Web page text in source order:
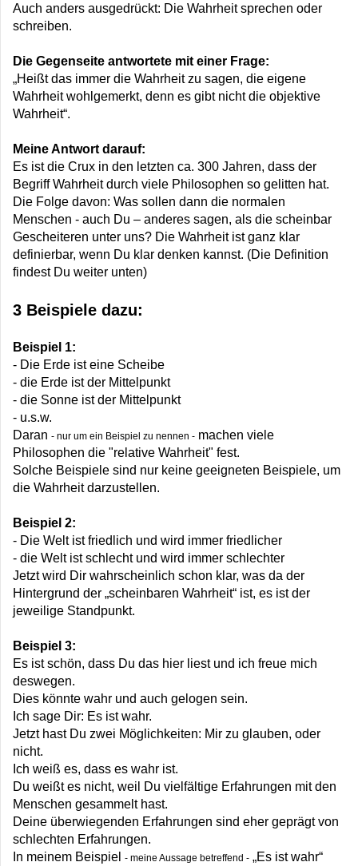
Auch anders ausgedrückt: Die Wahrheit sprechen oder
schreiben.
Die Gegenseite antwortete mit einer Frage:
„Heißt das immer die Wahrheit zu sagen, die eigene
Wahrheit wohlgemerkt, denn es gibt nicht die objektive
Wahrheit“.
Meine Antwort darauf:
Es ist die Crux in den letzten ca. 300 Jahren, dass der
Begriff Wahrheit durch viele Philosophen so gelitten hat.
Die Folge davon: Was sollen dann die normalen
Menschen - auch Du – anderes sagen, als die scheinbar
Gescheiteren unter uns? Die Wahrheit ist ganz klar
definierbar, wenn Du klar denken kannst. (Die Definition
findest Du weiter unten)
3 Beispiele dazu:
Beispiel 1:
- Die Erde ist eine Scheibe
- die Erde ist der Mittelpunkt
- die Sonne ist der Mittelpunkt
- u.s.w.
Daran - nur um ein Beispiel zu nennen - machen viele
Philosophen die "relative Wahrheit" fest.
Solche Beispiele sind nur keine geeigneten Beispiele, um
die Wahrheit darzustellen.
Beispiel 2:
- Die Welt ist friedlich und wird immer friedlicher
- die Welt ist schlecht und wird immer schlechter
Jetzt wird Dir wahrscheinlich schon klar, was da der
Hintergrund der „scheinbaren Wahrheit“ ist, es ist der
jeweilige Standpunkt.
Beispiel 3:
Es ist schön, dass Du das hier liest und ich freue mich
deswegen.
Dies könnte wahr und auch gelogen sein.
Ich sage Dir: Es ist wahr.
Jetzt hast Du zwei Möglichkeiten: Mir zu glauben, oder
nicht.
Ich weiß es, dass es wahr ist.
Du weißt es nicht, weil Du vielfältige Erfahrungen mit den
Menschen gesammelt hast.
Deine überwiegenden Erfahrungen sind eher geprägt von
schlechten Erfahrungen.
In meinem Beispiel - meine Aussage betreffend - „Es ist wahr“